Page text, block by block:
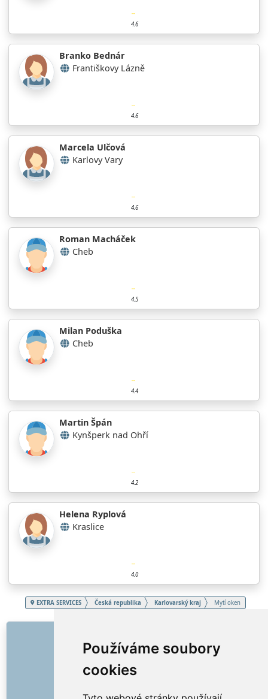
Používáme soubory
cookies
4.6
Branko Bednár
Františkovy Lázně
4.6
Marcela Ulčová
Karlovy Vary
4.6
Roman Macháček
Cheb
4.5
Milan Poduška
Cheb
4.4
Martin Špán
Kynšperk nad Ohří
4.2
Helena Ryplová
Kraslice
4.0
EXTRA SERVICES Česká republika Karlovarský kraj Mytí oken
O nás
Jak to všechno začalo